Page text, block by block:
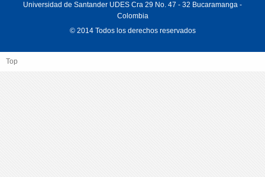
Universidad de Santander UDES Cra 29 No. 47 - 32 Bucaramanga -
Colombia
© 2014 Todos los derechos reservados
Top